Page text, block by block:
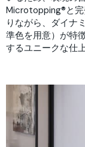
Microtopping®と完
りながら、ダイナ
準色を用意）が特
するユニークな仕